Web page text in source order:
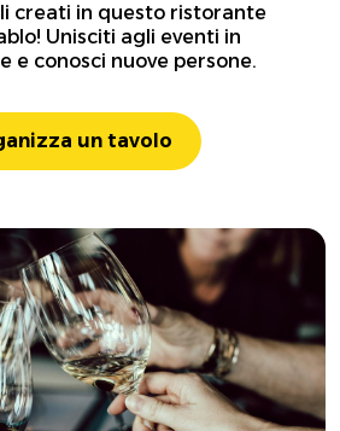
creati in questo ristorante
Unisciti agli eventi in
e conosci nuove persone.
un tavolo